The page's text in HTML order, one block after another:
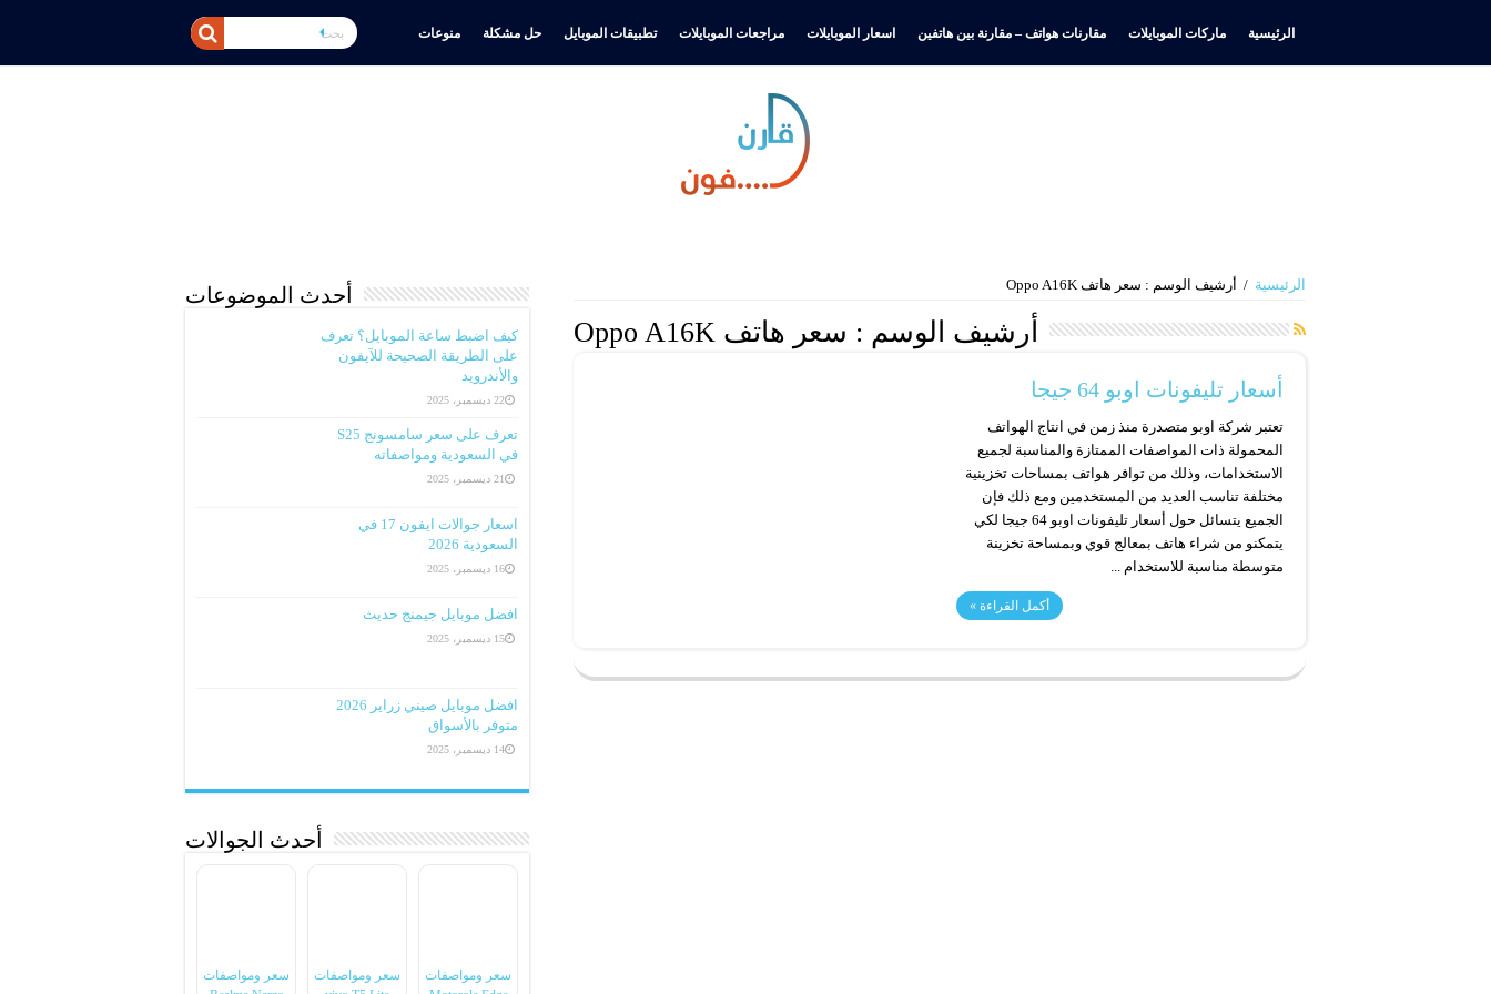
الرئيسية ماركات الموبايلات مقارنات هواتف – مقارنة بين هاتفين اسعار الموبايلات مراجعات الموبايلات تطبيقات الموبايل حل مشكلة منوعات
الرئيسية / أرشيف الوسم : سعر هاتف Oppo A16K
أرشيف الوسم : سعر هاتف Oppo A16K
أسعار تليفونات اوبو 64 جيجا
تعتبر شركة اوبو متصدرة منذ زمن في انتاج الهواتف
المحمولة ذات المواصفات الممتازة والمناسبة لجميع
الاستخدامات، وذلك من توافر هواتف بمساحات تخزينية
مختلفة تناسب العديد من المستخدمين ومع ذلك فإن
الجميع يتسائل حول أسعار تليفونات اوبو 64 جيجا لكي
يتمكنو من شراء هاتف بمعالج قوي وبمساحة تخزينة
متوسطة مناسبة للاستخدام ...
أكمل القراءة »
أحدث الموضوعات
كيف اضبط ساعة الموبايل؟ تعرف
على الطريقة الصحيحة للآيفون
والأندرويد
22 ديسمبر، 2025
تعرف على سعر سامسونج S25
في السعودية ومواصفاته
21 ديسمبر، 2025
اسعار جوالات ايفون 17 في
السعودية 2026
16 ديسمبر، 2025
افضل موبايل جيمنج حديث
15 ديسمبر، 2025
افضل موبايل صيني زراير 2026
متوفر بالأسواق
14 ديسمبر، 2025
أحدث الجوالات
سعر ومواصفات
سعر ومواصفات
سعر ومواصفات